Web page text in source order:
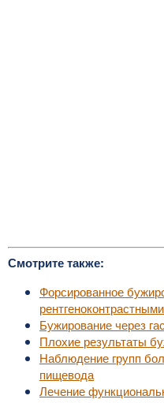
Смотрите также:
Форсированное
Бужирование через
Плохие результаты
Наблюдение групп
пищевода
Лечение